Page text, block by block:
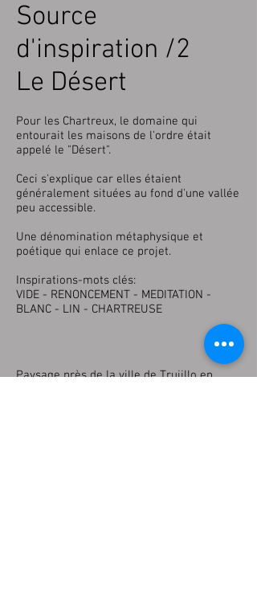
Source
d'inspiration /2
Le Désert
Pour les Chartreux, le domaine qui
entourait les maisons de l'ordre était
appelé le "Désert".
Ceci s'explique car elles étaient
généralement situées au fond d'une vallée
peu accessible.
Une dénomination métaphysique et
poétique qui enlace ce projet.
Inspirations-mots clés:
VIDE - RENONCEMENT - MEDITATION -
BLANC - LIN - CHARTREUSE
Paysage près de la ville de Trujillo en